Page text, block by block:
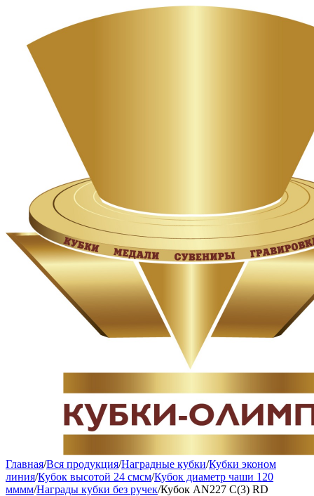
Главная/Вся продукция/Наградные кубки/Кубки эконом
линия/Кубок высотой 24 смсм/Кубок диаметр чаши 120
мммм/Награды кубки без ручек/Кубок AN227 C(3) RD